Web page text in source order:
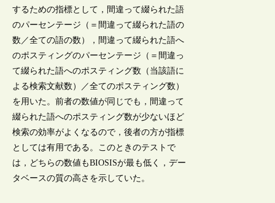
するための指標として，間違って綴られた語
のパーセンテージ（＝間違って綴られた語の
数／全ての語の数），間違って綴られた語へ
のポスティングのパーセンテージ（＝間違っ
て綴られた語へのポスティング数（当該語に
よる検索文献数）／全てのポスティング数）
を用いた。前者の数値が同じでも，間違って
綴られた語へのポスティング数が少ないほど
検索の効率がよくなるので，後者の方が指標
としては有用である。このときのテストで
は，どちらの数値もBIOSISが最も低く，デー
タベースの質の高さを示していた。